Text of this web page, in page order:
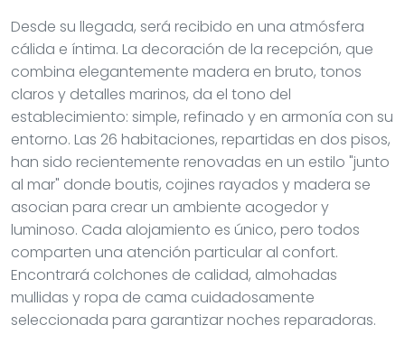
Desde su llegada, será recibido en una atmósfera
cálida e íntima. La decoración de la recepción, que
combina elegantemente madera en bruto, tonos
claros y detalles marinos, da el tono del
establecimiento: simple, refinado y en armonía con su
entorno. Las 26 habitaciones, repartidas en dos pisos,
han sido recientemente renovadas en un estilo "junto
al mar" donde boutis, cojines rayados y madera se
asocian para crear un ambiente acogedor y
luminoso. Cada alojamiento es único, pero todos
comparten una atención particular al confort.
Encontrará colchones de calidad, almohadas
mullidas y ropa de cama cuidadosamente
seleccionada para garantizar noches reparadoras.